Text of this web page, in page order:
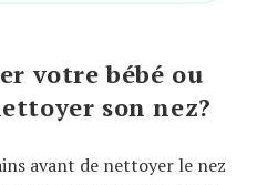
votre bébé ou
son nez?
avant de nettoyer le nez